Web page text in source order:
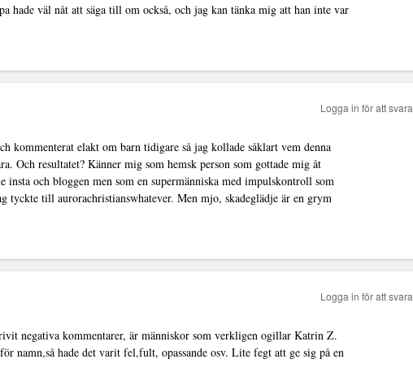
hade väl nåt att säga till om också, och jag kan tänka mig att han inte var
kommenterat elakt om barn tidigare så jag kollade såklart vem denna
Och resultatet? Känner mig som hemsk person som gottade mig åt
insta och bloggen men som en supermänniska med impulskontroll som
tyckte till aurorachristianswhatever. Men mjo, skadeglädje är en grym
Logga in för att svara
negativa kommentarer, är människor som verkligen ogillar Katrin Z.
namn,så hade det varit fel,fult, opassande osv. Lite fegt att ge sig på en
Logga in för att svara